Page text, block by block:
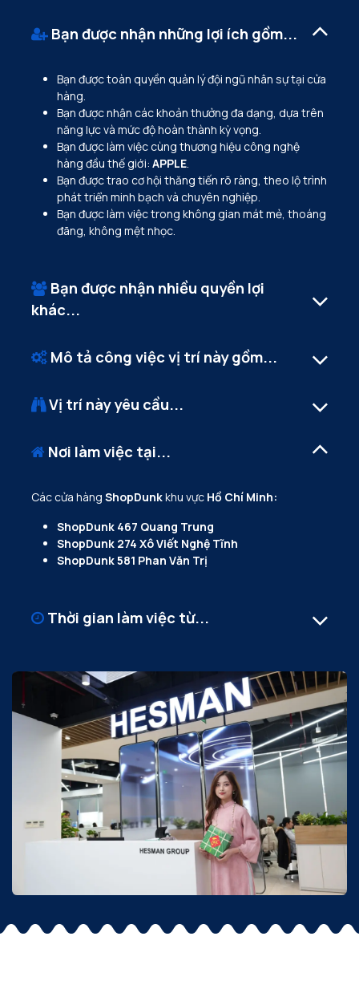
Bạn được nhận những lợi ích gồm...
Bạn được toàn quyền quản lý đội ngũ nhân sự tại cửa
hàng.
Bạn được nhận các khoản thưởng đa dạng, dựa trên
năng lực và mức độ hoàn thành kỳ vọng.
Bạn được làm việc cùng thương hiệu công nghệ
hàng đầu thế giới: APPLE.
Bạn được trao cơ hội thăng tiến rõ ràng, theo lộ trình
phát triển minh bạch và chuyên nghiệp.
Bạn được làm việc trong không gian mát mẻ, thoáng
đãng, không mệt nhọc.
Bạn được nhận nhiều quyền lợi
khác...
Mô tả công việc vị trí này gồm...
Vị trí này yêu cầu...
Nơi làm việc tại...
Các cửa hàng ShopDunkkhu vực Hồ Chí Minh:
ShopDunk 467 Quang Trung
ShopDunk 274 Xô Viết Nghệ Tĩnh
ShopDunk 581 Phan Văn Trị
Thời gian làm việc từ...